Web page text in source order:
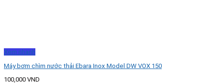
Xem nhanh
Máy bơm chìm nước thải Ebara Inox Model DW VOX 150
100,000 VND